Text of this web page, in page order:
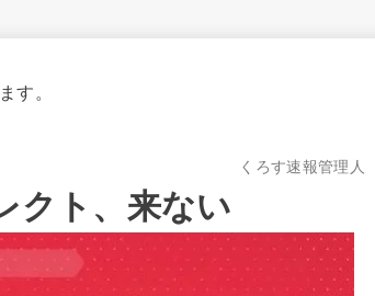
す。
くろす速報管理人
クト、来ない